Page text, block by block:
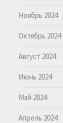
Ноябрь 2024
Октябрь 2024
Август 2024
Июнь 2024
Май 2024
Апрель 2024